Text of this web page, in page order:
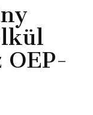
OEP-